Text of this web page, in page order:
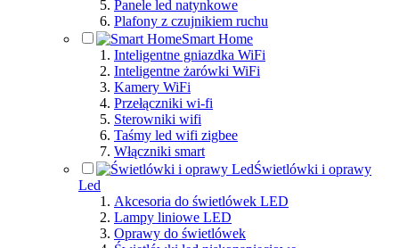
Panele led natynkowe
Plafony z czujnikiem ruchu
Smart Home
Inteligentne gniazdka WiFi
Inteligentne żarówki WiFi
Kamery WiFi
Przełączniki wi-fi
Sterowniki wifi
Taśmy led wifi zigbee
Włączniki smart
Świetlówki i oprawy
Led
Akcesoria do świetlówek LED
Lampy liniowe LED
Oprawy do świetlówek